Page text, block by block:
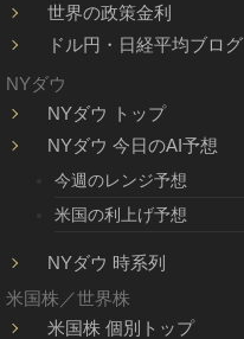
世界の政策金利
ドル円・日経平均ブログ
NYダウ
NYダウ トップ
NYダウ 今日のAI予想
今週のレンジ予想
米国の利上げ予想
NYダウ 時系列
米国株／世界株
米国株 個別トップ